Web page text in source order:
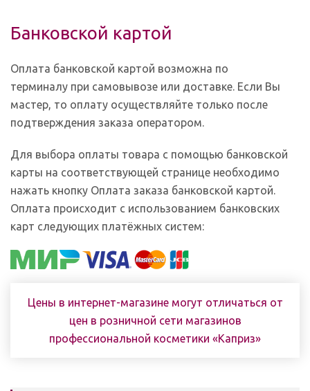
Банковской картой
Оплата банковской картой возможна по
терминалу при самовывозе или доставке. Если Вы
мастер, то оплату осуществляйте только после
подтверждения заказа оператором.
Для выбора оплаты товара с помощью банковской
карты на соответствующей странице необходимо
нажать кнопку Оплата заказа банковской картой.
Оплата происходит с использованием банковских
карт следующих платёжных систем:
Цены в интернет-магазине могут отличаться от
цен в розничной сети магазинов
профессиональной косметики «Каприз»